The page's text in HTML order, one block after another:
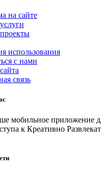
на сайте
использования
с нами
связь
мобильное приложение
к Креативно